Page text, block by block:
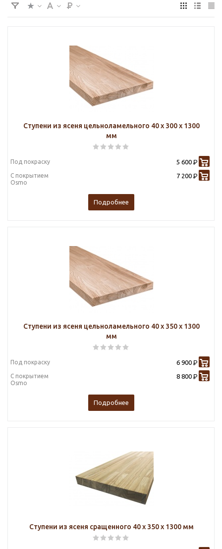
Ступени из ясеня цельноламельного 40 х 300 х 1300
мм
Под покраску 5 600 Р
С покрытием
Osmo
7 200 Р
Подробнее
Ступени из ясеня цельноламельного 40 х 350 х 1300
мм
Под покраску 6 900 Р
С покрытием
Osmo
8 800 Р
Подробнее
Ступени из ясеня сращенного 40 х 350 х 1300 мм